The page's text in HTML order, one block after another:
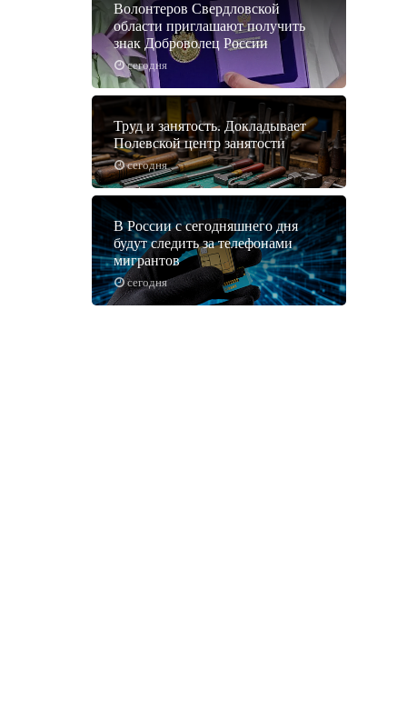
сегодня
Волонтеров Свердловской
области приглашают получить
знак Доброволец России
сегодня
Труд и занятость. Докладывает
Полевской центр занятости
сегодня
В России с сегодняшнего дня
будут следить за телефонами
мигрантов